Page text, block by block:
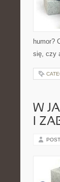
humor?
się, czy
W
I